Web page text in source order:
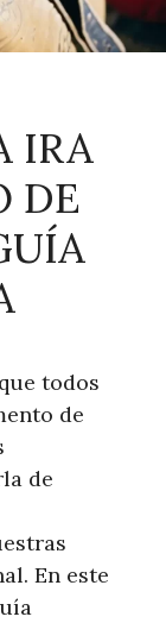
IRA
DE
todos
de
de
En este